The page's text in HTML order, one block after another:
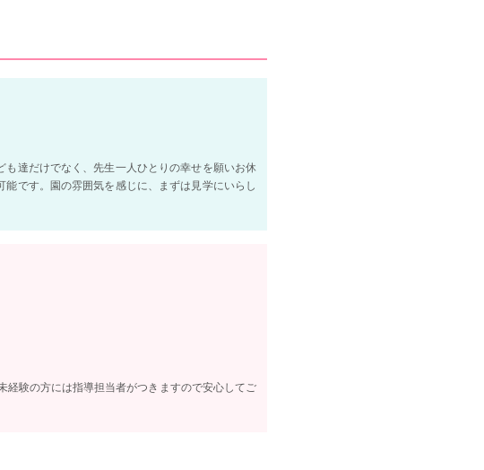
達だけでなく、先生一人ひとりの幸せを願いお休
です。園の雰囲気を感じに、まずは見学にいらし
験の方には指導担当者がつきますので安心してご